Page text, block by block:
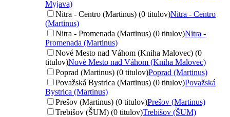
Myjava)
Nitra - Centro (Martinus) (0 titulov)Nitra - Centro
(Martinus)
Nitra - Promenada (Martinus) (0 titulov)Nitra -
Promenada (Martinus)
Nové Mesto nad Váhom (Kniha Malovec) (0
titulov)Nové Mesto nad Váhom (Kniha Malovec)
Poprad (Martinus) (0 titulov)Poprad (Martinus)
Považská Bystrica (Martinus) (0 titulov)Považská
Bystrica (Martinus)
Prešov (Martinus) (0 titulov)Prešov (Martinus)
Trebišov (ŠUM) (0 titulov)Trebišov (ŠUM)